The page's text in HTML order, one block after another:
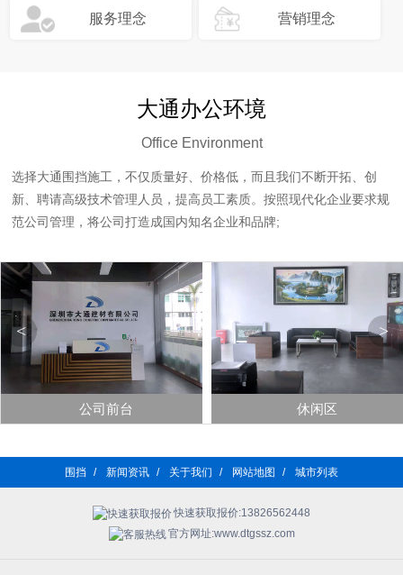
服务理念 营销理念
大通办公环境
Office Environment
选择大通围挡施工，不仅质量好、价格低，而且我们不断开拓、创
新、聘请高级技术管理人员，提高员工素质。按照现代化企业要求规
范公司管理，将公司打造成国内知名企业和品牌;
<
公司前台 休闲区
>
围挡 / 新闻资讯 / 关于我们 / 网站地图 / 城市列表
快速获取报价:13826562448
官方网址:www.dtgssz.com